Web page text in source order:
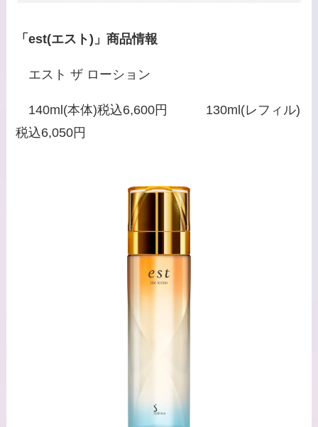
「est(エスト)」商品情報
エスト ザ ローション
140ml(本体)税込6,600円 130ml(レフィル)
税込6,050円